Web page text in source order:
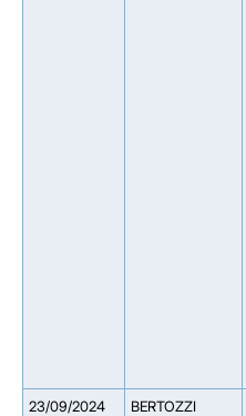
23/09/2024
BERTOZZI